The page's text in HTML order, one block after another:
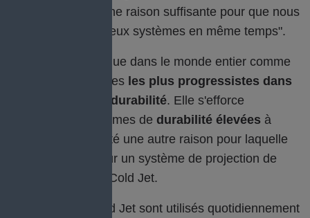
seules étaient une raison suffisante pour que nous
commandions deux systèmes en même temps".
Geberit est reconnue dans le monde entier comme
l'une des entreprises les plus progressistes dans
le domaine de la durabilité. Elle s'efforce
d'atteindre ces normes de durabilité élevées à
l'avenir, ce qui a été une autre raison pour laquelle
Geberit a opté pour un système de projection de
glace carbonique Cold Jet.
Les systèmes Cold Jet sont utilisés quotidiennement